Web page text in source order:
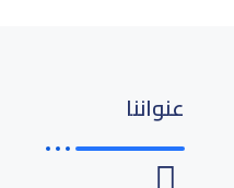
عنواننا